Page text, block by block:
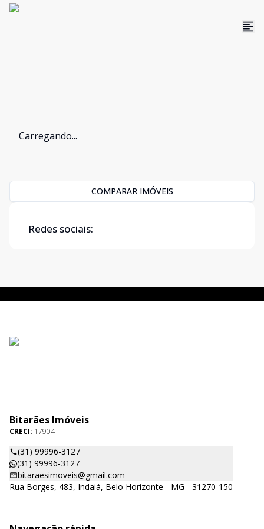
Carregando...
COMPARAR IMÓVEIS
Redes sociais:
Bitarães Imóveis
CRECI: 17904
(31) 99996-3127
(31) 99996-3127
bitaraesimoveis@gmail.com
Rua Borges, 483, Indaiá, Belo Horizonte - MG - 31270-150